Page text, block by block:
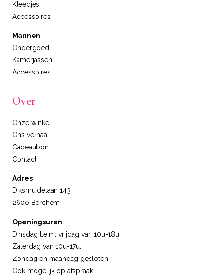
Kleedjes
Accessoires
Mannen
Ondergoed
Kamerjassen
Accessoires
Over
Onze winkel
Ons verhaal
Cadeaubon
Contact
Adres
Diksmuidelaan 143
2600 Berchem
Openingsuren
Dinsdag t.e.m. vrijdag van 10u-18u.
Zaterdag van 10u-17u.
Zondag en maandag gesloten.
Ook mogelijk op afspraak.